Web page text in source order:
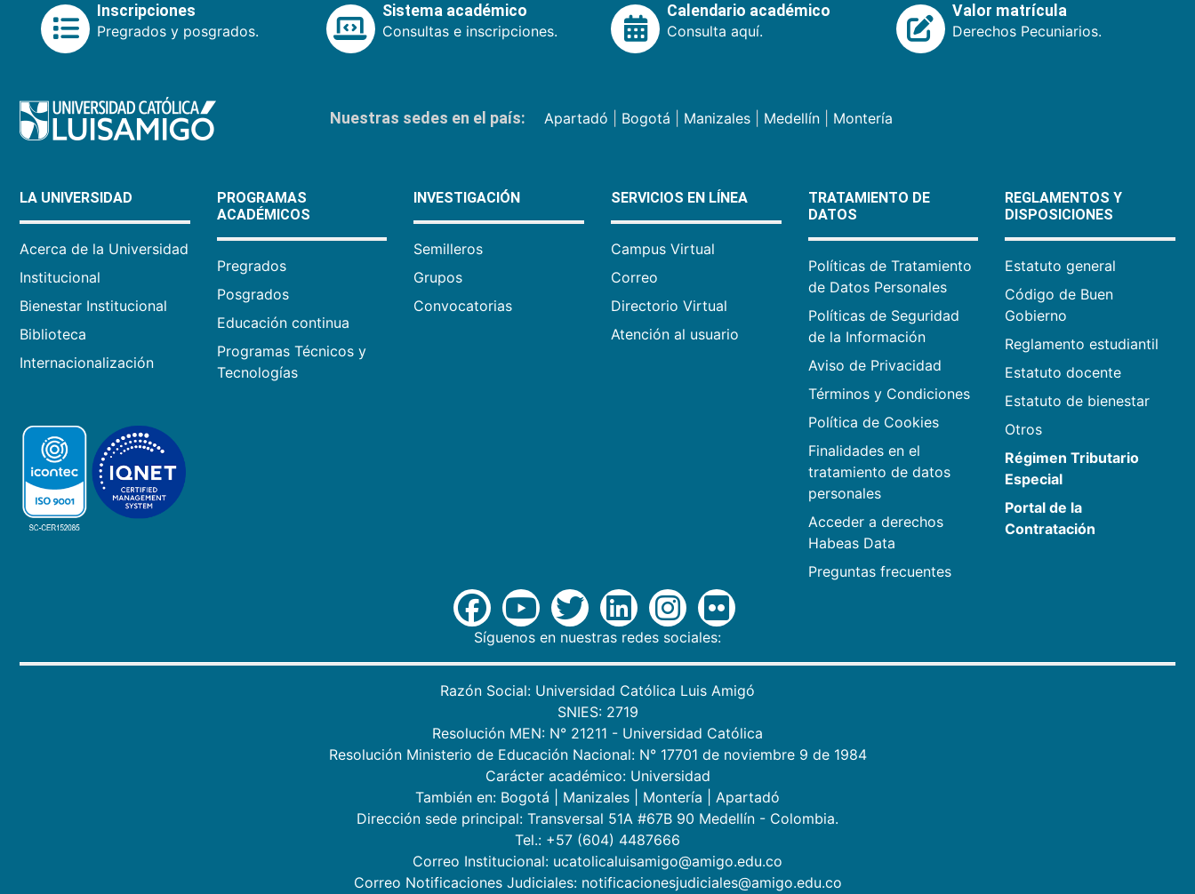
Inscripciones
Pregrados y posgrados.
Sistema académico
Consultas e inscripciones.
Calendario académico
Consulta aquí.
Valor matrícula
Derechos Pecuniarios.
Nuestras sedes en el país: Apartadó Bogotá Manizales| Medellín| Montería
LA UNIVERSIDAD
Acerca de la Universidad
Institucional
Bienestar Institucional
Biblioteca
Internacionalización
PROGRAMAS
ACADÉMICOS
Pregrados
Posgrados
Educación continua
Programas Técnicos y
Tecnologías
INVESTIGACIÓN
Semilleros
Grupos
Convocatorias
SERVICIOS EN LÍNEA
Campus Virtual
Correo
Directorio Virtual
Atención al usuario
TRATAMIENTO DE
DATOS
Políticas de Tratamiento
de Datos Personales
Políticas de Seguridad
de la Información
Aviso de Privacidad
Términos y Condiciones
Política de Cookies
Finalidades en el
tratamiento de datos
personales
Acceder a derechos
Habeas Data
Preguntas frecuentes
REGLAMENTOS Y
DISPOSICIONES
Estatuto general
Código de Buen
Gobierno
Reglamento estudiantil
Estatuto docente
Estatuto de bienestar
Otros
Régimen Tributario
Especial
Portal de la
Contratación
Síguenos en nuestras redes sociales:
Razón Social: Universidad Católica Luis Amigó
SNIES: 2719
Resolución MEN: N° 21211 - Universidad Católica
Resolución Ministerio de Educación Nacional: N° 17701 de noviembre 9 de 1984
Carácter académico: Universidad
También en: Bogotá Manizales Montería
Apartadó
Dirección sede principal: Transversal 51A #67B 90 Medellín - Colombia.
Tel.: +57 (604) 4487666
Correo Institucional: ucatolicaluisamigo@amigo.edu.co
Correo Notificaciones Judiciales: notificacionesjudiciales@amigo.edu.co